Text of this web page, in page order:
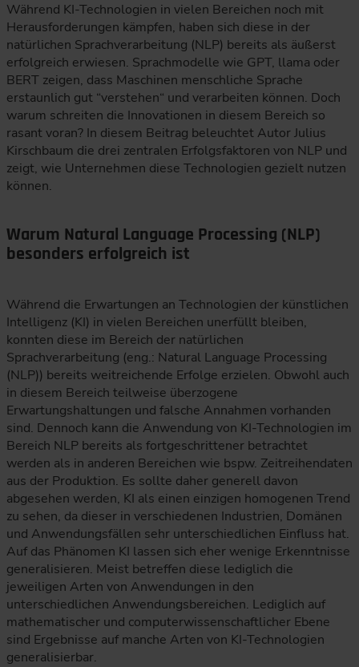
Während KI-Technologien in vielen Bereichen noch mit
Herausforderungen kämpfen, haben sich diese in der
natürlichen Sprachverarbeitung (NLP) bereits als äußerst
erfolgreich erwiesen. Sprachmodelle wie GPT, llama oder
BERT zeigen, dass Maschinen menschliche Sprache
erstaunlich gut “verstehen“ und verarbeiten können. Doch
warum schreiten die Innovationen in diesem Bereich so
rasant voran? In diesem Beitrag beleuchtet Autor Julius
Kirschbaum die drei zentralen Erfolgsfaktoren von NLP und
zeigt, wie Unternehmen diese Technologien gezielt nutzen
können.
Warum Natural Language Processing (NLP)
besonders erfolgreich ist
Während die Erwartungen an Technologien der künstlichen
Intelligenz (KI) in vielen Bereichen unerfüllt bleiben,
konnten diese im Bereich der natürlichen
Sprachverarbeitung (eng.: Natural Language Processing
(NLP)) bereits weitreichende Erfolge erzielen. Obwohl auch
in diesem Bereich teilweise überzogene
Erwartungshaltungen und falsche Annahmen vorhanden
sind. Dennoch kann die Anwendung von KI-Technologien im
Bereich NLP bereits als fortgeschrittener betrachtet
werden als in anderen Bereichen wie bspw. Zeitreihendaten
aus der Produktion. Es sollte daher generell davon
abgesehen werden, KI als einen einzigen homogenen Trend
zu sehen, da dieser in verschiedenen Industrien, Domänen
und Anwendungsfällen sehr unterschiedlichen Einfluss hat.
Auf das Phänomen KI lassen sich eher wenige Erkenntnisse
generalisieren. Meist betreffen diese lediglich die
jeweiligen Arten von Anwendungen in den
unterschiedlichen Anwendungsbereichen. Lediglich auf
mathematischer und computerwissenschaftlicher Ebene
sind Ergebnisse auf manche Arten von KI-Technologien
generalisierbar.